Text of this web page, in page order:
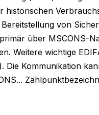
von
über MSCONS-
Weitere wichtige
Die Kommunikation